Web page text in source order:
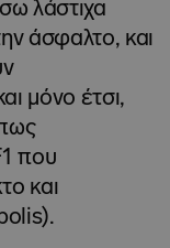
λάστιχα
άσφαλτο, και
μόνο έτσι,
που
και